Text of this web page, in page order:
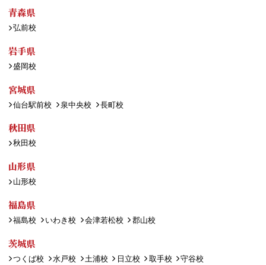
青森県
弘前校
岩手県
盛岡校
宮城県
仙台駅前校 泉中央校 長町校
秋田県
秋田校
山形県
山形校
福島県
福島校 いわき校 会津若松校 郡山校
茨城県
つくば校 水戸校 土浦校 日立校 取手校
守谷校